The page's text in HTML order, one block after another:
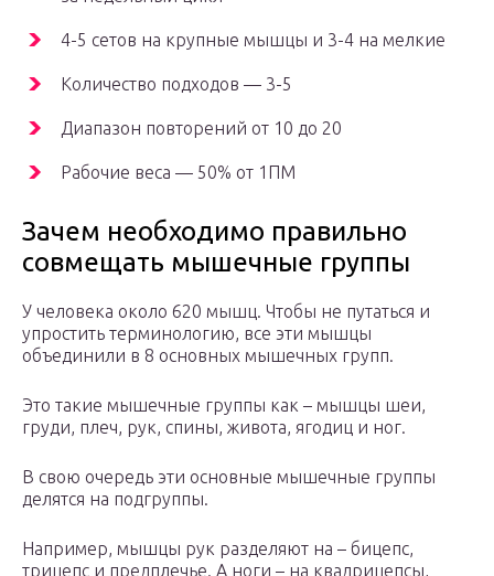
4-5 сетов на крупные мышцы и 3-4 на мелкие
Количество подходов — 3-5
Диапазон повторений от 10 до 20
Рабочие веса — 50% от 1ПМ
Зачем необходимо правильно
совмещать мышечные группы
У человека около 620 мышц. Чтобы не путаться и
упростить терминологию, все эти мышцы
объединили в 8 основных мышечных групп.
Это такие мышечные группы как – мышцы шеи,
груди, плеч, рук, спины, живота, ягодиц и ног.
В свою очередь эти основные мышечные группы
делятся на подгруппы.
Например, мышцы рук разделяют на – бицепс,
трицепс и предплечье. А ноги – на квадрицепсы,